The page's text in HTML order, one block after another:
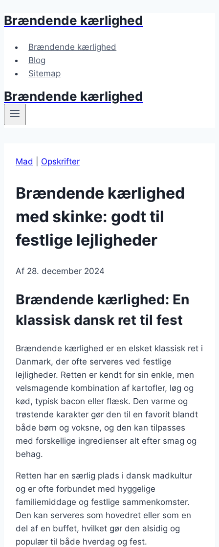
Fortsæt
indhold
Brændende kærlighed
Brændende kærlighed
Blog
Sitemap
Brændende kærlighed
Mad Opskrifter
Brændende kærlighed
med skinke: godt til
festlige lejligheder
Af 28. december 2024
Brændende kærlighed: En
klassisk dansk ret til fest
Brændende kærlighed er en elsket klassisk ret i
Danmark, der ofte serveres ved festlige
lejligheder. Retten er kendt for sin enkle, men
velsmagende kombination af kartofler, løg og
kød, typisk bacon eller flæsk. Den varme og
trøstende karakter gør den til en favorit blandt
både børn og voksne, og den kan tilpasses
med forskellige ingredienser alt efter smag og
behag.
Retten har en særlig plads i dansk madkultur
og er ofte forbundet med hyggelige
familiemiddage og festlige sammenkomster.
Den kan serveres som hovedret eller som en
del af en buffet, hvilket gør den alsidig og
populær til både hverdag og fest.